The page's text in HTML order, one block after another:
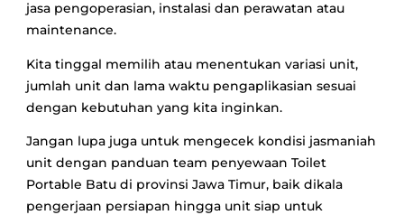
jasa pengoperasian, instalasi dan perawatan atau
maintenance.
Kita tinggal memilih atau menentukan variasi unit,
jumlah unit dan lama waktu pengaplikasian sesuai
dengan kebutuhan yang kita inginkan.
Jangan lupa juga untuk mengecek kondisi jasmaniah
unit dengan panduan team penyewaan Toilet
Portable Batu di provinsi Jawa Timur, baik dikala
pengerjaan persiapan hingga unit siap untuk